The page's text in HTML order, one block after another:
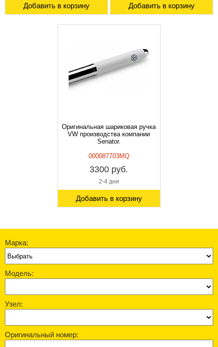
Добавить в корзину Добавить в корзину
Оригинальная шариковая ручка
VW производства компании
Senator.
000087703MQ
3300 руб.
2-4 дня
Добавить в корзину
Марка:
Модель:
Узел:
Оригинальный номер: